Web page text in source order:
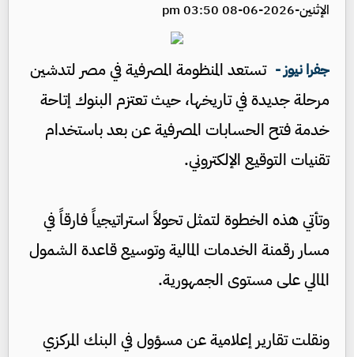
الإثنين-2026-06-08 03:50 pm
جفرا نيوز - تستعد المنظومة المصرفية في مصر لتدشين
مرحلة جديدة في تاريخها، حيث تعتزم البنوك إتاحة
خدمة فتح الحسابات المصرفية عن بعد باستخدام
تقنيات التوقيع الإلكتروني.
وتأتي هذه الخطوة لتمثل تحولاً استراتيجياً فارقاً في
مسار رقمنة الخدمات المالية وتوسيع قاعدة الشمول
المالي على مستوى الجمهورية.
ونقلت تقارير إعلامية عن مسؤول في البنك المركزي